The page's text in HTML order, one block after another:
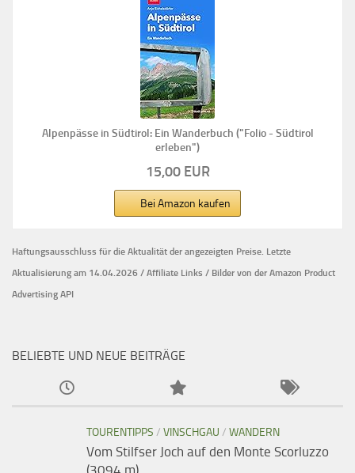
Alpenpässe in Südtirol: Ein Wanderbuch ("Folio - Südtirol
erleben")
15,00 EUR
Bei Amazon kaufen
Haftungsausschluss für die Aktualität der angezeigten Preise. Letzte
Aktualisierung am 14.04.2026 / Affiliate Links / Bilder von der Amazon Product
Advertising API
BELIEBTE UND NEUE BEITRÄGE
TOURENTIPPS / VINSCHGAU / WANDERN
Vom Stilfser Joch auf den Monte Scorluzzo